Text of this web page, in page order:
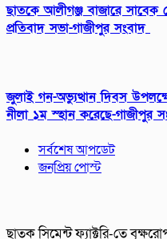
ছাতকে আলীগঞ্জ বাজারে সাবেক
প্রতিবাদ সভা-গাজীপুর সংবাদ
জুলাই গন-অভ্যুত্থান দিবস উপলক্ষে
নীলা ১ম স্হান করেছে-গাজীপুর
সর্বশেষ আপডেট
জনপ্রিয় পোস্ট
ছাতক সিমেন্ট ফ্যাক্টরি-তে